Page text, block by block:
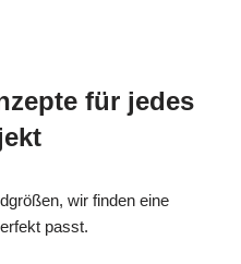
für jedes
wir finden eine
passt.